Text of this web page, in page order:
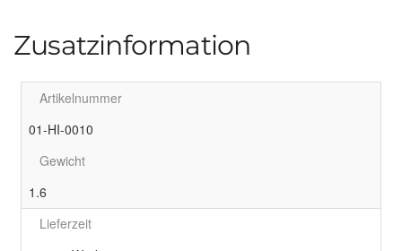
Zusatzinformation
Artikelnummer
01-HI-0010
Gewicht
1.6
Lieferzeit